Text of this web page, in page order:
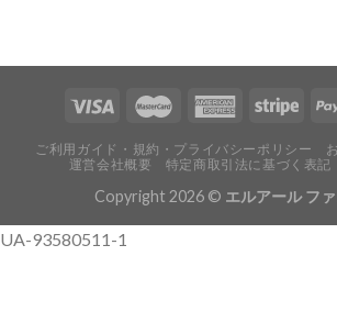
ご利用ガイド・規約・プライバシーポリシー
運営会社概要
特定商取引法に基づく表記
Copyright 2026 © エルアール フ
UA-93580511-1